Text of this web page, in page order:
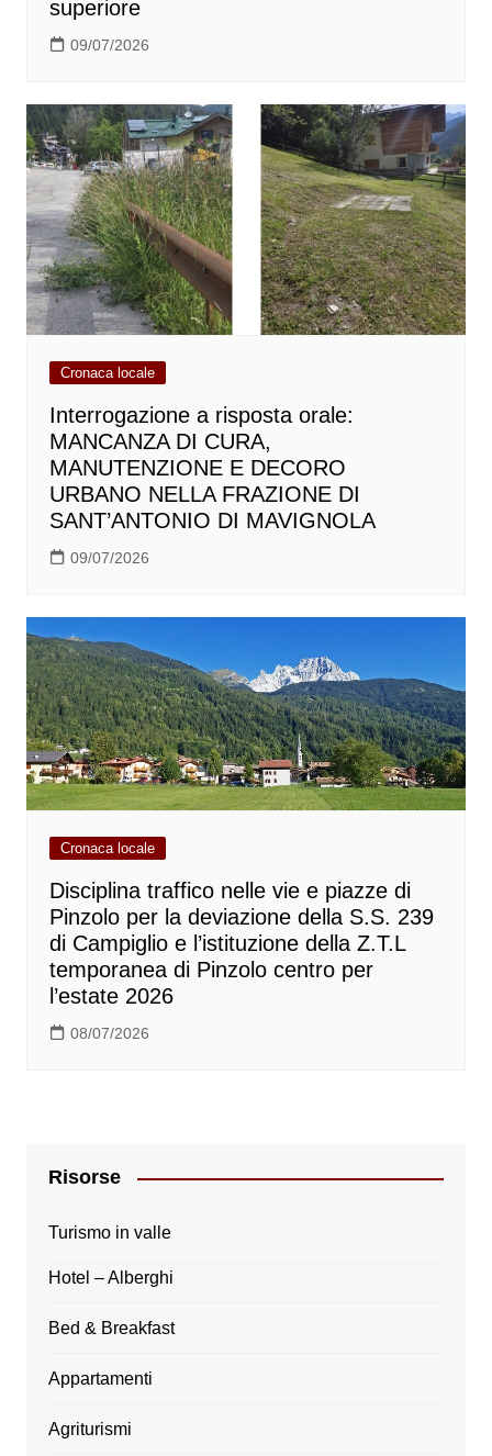
superiore
09/07/2026
Cronaca locale
Interrogazione a risposta orale:
MANCANZA DI CURA,
MANUTENZIONE E DECORO
URBANO NELLA FRAZIONE DI
SANT’ANTONIO DI MAVIGNOLA
09/07/2026
Cronaca locale
Disciplina traffico nelle vie e piazze di
Pinzolo per la deviazione della S.S. 239
di Campiglio e l’istituzione della Z.T.L
temporanea di Pinzolo centro per
l’estate 2026
08/07/2026
Risorse
Turismo in valle
Hotel – Alberghi
Bed & Breakfast
Appartamenti
Agriturismi